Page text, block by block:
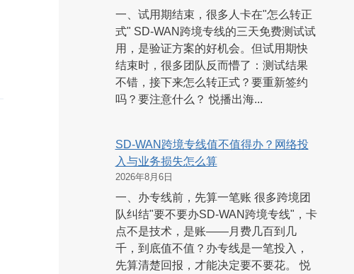
一、试用期结束，很多人卡在"怎么转正
式" SD-WAN跨境专线的三天免费测试试
用，是验证方案的好机会。但试用期快
结束时，很多团队反而懵了：测试结果
不错，接下来怎么转正式？要重新签约
吗？要注意什么？ 悦播出海...
SD-WAN跨境专线值不值得办？网络投
入与业务损失怎么算
2026年8月6日
一、办专线前，先算一笔账 很多跨境团
队纠结"要不要办SD-WAN跨境专线"，卡
点不是技术，是账——月费几百到几
千，到底值不值？办专线是一笔投入，
先算清楚回报，才能决定要不要花。 悦